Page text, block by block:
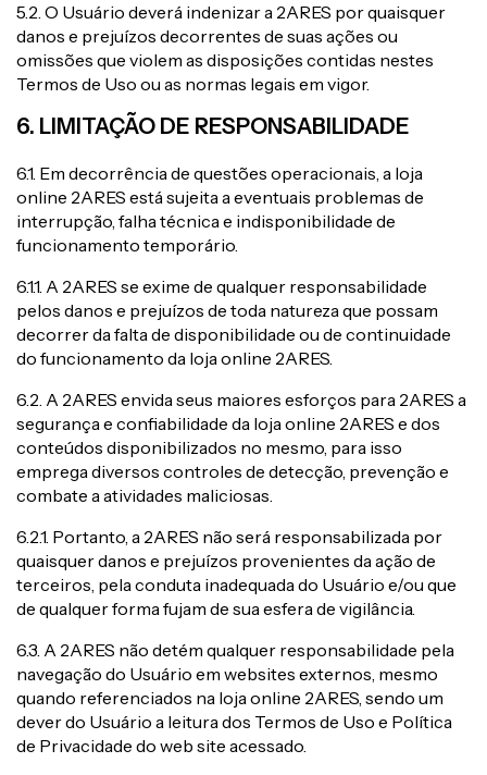
5.2. O Usuário deverá indenizar a 2ARES por quaisquer
danos e prejuízos decorrentes de suas ações ou
omissões que violem as disposições contidas nestes
Termos de Uso ou as normas legais em vigor.
6. LIMITAÇÃO DE RESPONSABILIDADE
6.1. Em decorrência de questões operacionais, a loja
online 2ARES está sujeita a eventuais problemas de
interrupção, falha técnica e indisponibilidade de
funcionamento temporário.
6.1.1. A 2ARES se exime de qualquer responsabilidade
pelos danos e prejuízos de toda natureza que possam
decorrer da falta de disponibilidade ou de continuidade
do funcionamento da loja online 2ARES.
6.2. A 2ARES envida seus maiores esforços para 2ARES a
segurança e confiabilidade da loja online 2ARES e dos
conteúdos disponibilizados no mesmo, para isso
emprega diversos controles de detecção, prevenção e
combate a atividades maliciosas.
6.2.1. Portanto, a 2ARES não será responsabilizada por
quaisquer danos e prejuízos provenientes da ação de
terceiros, pela conduta inadequada do Usuário e/ou que
de qualquer forma fujam de sua esfera de vigilância.
6.3. A 2ARES não detém qualquer responsabilidade pela
navegação do Usuário em websites externos, mesmo
quando referenciados na loja online 2ARES, sendo um
dever do Usuário a leitura dos Termos de Uso e Política
de Privacidade do web site acessado.